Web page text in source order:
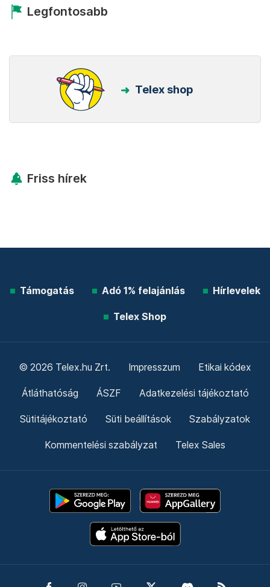
Legfontosabb
Telex shop
Friss hírek
Támogatás Adó 1% felajánlás Hírlevelek
Telex Shop
© 2026 Telex.hu Zrt. Impresszum Etikai kódex
Átláthatóság ÁSZF Adatkezelési tájékoztató
Sütitájékoztató Süti beállítások Szabályzatok
Kommentelési szabályzat Telex Sales